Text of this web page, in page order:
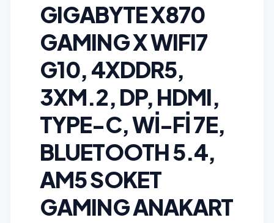
GIGABYTE X870
GAMING X WIFI7
G10, 4XDDR5,
3XM.2, DP, HDMI,
TYPE-C, WI-FI 7E,
BLUETOOTH 5.4,
AM5 SOKET
GAMING ANAKART